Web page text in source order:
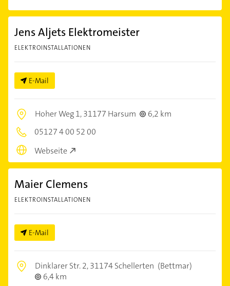
Jens Aljets Elektromeister
ELEKTROINSTALLATIONEN
E-Mail
Hoher Weg 1,31177 Harsum
6,2 km
05127 4 00 52 00
Webseite
Maier Clemens
ELEKTROINSTALLATIONEN
E-Mail
Dinklarer Str. 2,31174 Schellerten (Bettmar)
6,4 km